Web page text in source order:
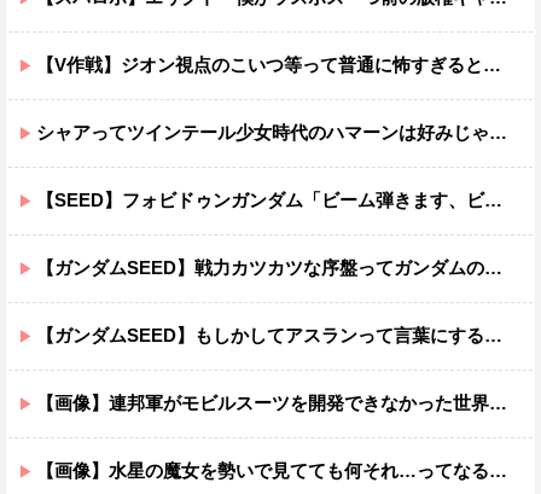
【V作戦】ジオン視点のこいつ等って普通に怖すぎると思う…
シャアってツインテール少女時代のハマーンは好みじゃなかったの？
【SEED】フォビドゥンガンダム「ビーム弾きます、ビーム曲げられます、空飛びます」←二世代目でこれ出来るのおかしいだろ
【ガンダムSEED】戦力カツカツな序盤ってガンダムの中だと割と珍しい気がする
【ガンダムSEED】もしかしてアスランって言葉にするのが下手なだけでめっちゃいい人なのでは？
【画像】連邦軍がモビルスーツを開発できなかった世界線のガンダムｗｗｗｗｗｗｗ
【画像】水星の魔女を勢いで見てても何それ…ってなる部分ｗｗｗｗｗｗｗｗ